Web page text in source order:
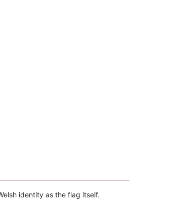
identity as the flag itself.